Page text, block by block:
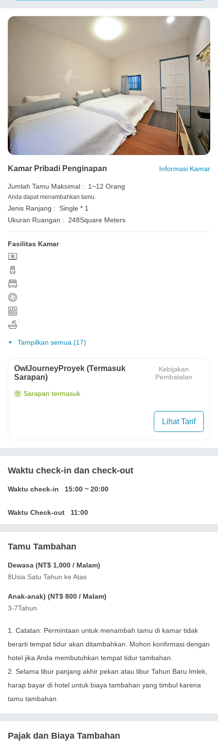
Kamar Pribadi Penginapan Informasi Kamar
Jumlah Tamu Maksimal : 1~12 Orang
Anda dapat menambahkan tamu.
Jenis Ranjang :
Single * 1
Ukuran Ruangan :
248Square Meters
Fasilitas Kamar
Tampilkan semua (17)
OwlJourneyProyek (Termasuk
Sarapan)
Kebijakan
Pembatalan
Sarapan termasuk
Lihat Tarif
Waktu check-in dan check-out
Waktu check-in 15:00 ~ 20:00
Waktu Check-out 11:00
Tamu Tambahan
Dewasa (NT$ 1,000 / Malam)
8Usia Satu Tahun ke Atas
Anak-anak) (NT$ 800 / Malam)
3-7Tahun
1. Catatan: Permintaan untuk menambah tamu di kamar tidak
berarti tempat tidur akan ditambahkan. Mohon konfirmasi dengan
hotel jika Anda membutuhkan tempat tidur tambahan.
2. Selama libur panjang akhir pekan atau libur Tahun Baru Imlek,
harap bayar di hotel untuk biaya tambahan yang timbul karena
tamu tambahan.
Pajak dan Biaya Tambahan